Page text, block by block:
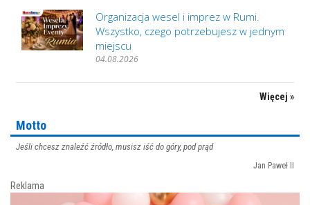
Organizacja wesel i imprez w Rumi.
Wszystko, czego potrzebujesz w jednym
miejscu
04.08.2026
Więcej »
Motto
Jeśli chcesz znaleźć źródło, musisz iść do góry, pod prąd
Jan Paweł II
Reklama